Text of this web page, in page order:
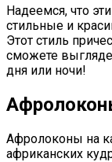
Надеемся, что
стильные и
Этот стиль
сможете
дня или ночи!
Афролоконы на
африканских